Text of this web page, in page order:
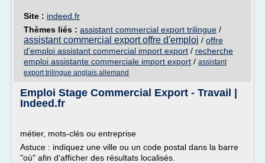
Site : indeed.fr
Thèmes liés : assistant commercial export trilingue /
assistant commercial export offre d'emploi / offre
d'emploi assistant commercial import export / recherche
emploi assistante commerciale import export / assistant
export trilingue anglais allemand
Emploi Stage Commercial Export - Travail |
Indeed.fr
métier, mots-clés ou entreprise
Astuce : indiquez une ville ou un code postal dans la barre
"où" afin d'afficher des résultats localisés.